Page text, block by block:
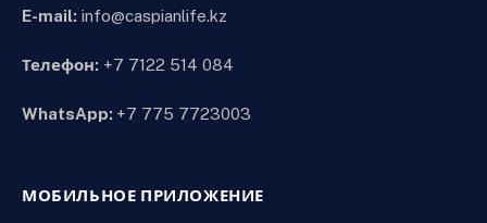
E-mail: info@caspianlife.kz
Телефон: +7 7122 514 084
WhatsApp: +7 775 7723003
МОБИЛЬНОЕ ПРИЛОЖЕНИЕ